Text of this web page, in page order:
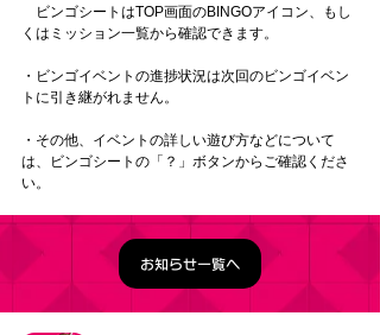
ビンゴシートはTOP画面のBINGOアイコン、もし
くはミッション一覧から確認できます。
・ビンゴイベントの進捗状況は次回のビンゴイベン
トに引き継がれません。
・その他、イベントの詳しい遊び方などについて
は、ビンゴシートの「？」ボタンからご確認くださ
い。
お知らせ一覧へ